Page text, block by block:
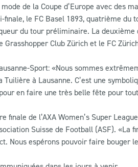
de la Coupe d’Europe avec des
le FC Basel 1893, quatrième
du tour préliminaire. La
Club Zürich et le FC
Sport: «Nous sommes
à Lausanne. C’est une
en faire une très belle fête pour
de l’AXA Women’s Super
Suisse de Football (ASF). «La
Nous espérons pouvoir faire bouger